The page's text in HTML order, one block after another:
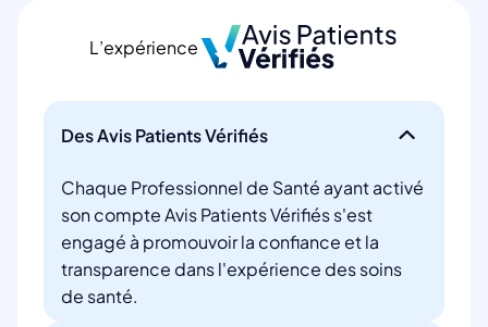
L’expérience
Des Avis Patients Vérifiés
Chaque Professionnel de Santé ayant activé
son compte Avis Patients Vérifiés s'est
engagé à promouvoir la confiance et la
transparence dans l'expérience des soins
de santé.